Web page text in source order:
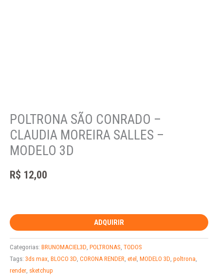
POLTRONA SÃO CONRADO –
CLAUDIA MOREIRA SALLES –
MODELO 3D
R$ 12,00
ADQUIRIR
Categorias: BRUNOMACIEL3D, POLTRONAS, TODOS
Tags: 3ds max, BLOCO 3D, CORONA RENDER, etel , MODELO 3D, poltrona,
render, sketchup